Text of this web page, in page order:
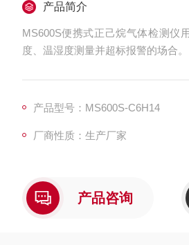
产品简介
MS600S便携式正己烷气体检测仪
度、温湿度测量并超标报警的场合。
产品型号：MS600S-C6H14
厂商性质：生产厂家
产品咨询